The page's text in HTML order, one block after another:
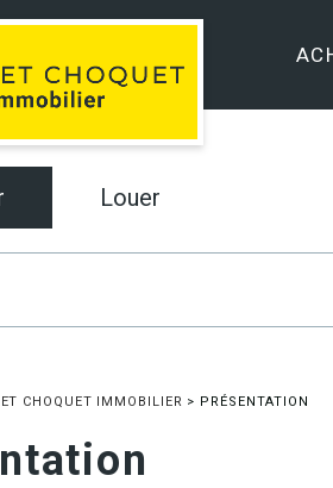
Louer
CHOQUET IMMOBILIER > PRÉSENTATION